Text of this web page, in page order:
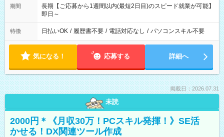
期間
長期【ご応募から1週間以内(最短2日目)のスピード就業が可能】
即日～
特徴 日払いOK / 履歴書不要 / 電話対応なし / パソコンスキル不要
気になる！ 応募する 詳細へ
掲載日：2026.07.31
未読
2000円＊《月収30万！PCスキル発揮！》SE活
かせる！DX関連ツール作成